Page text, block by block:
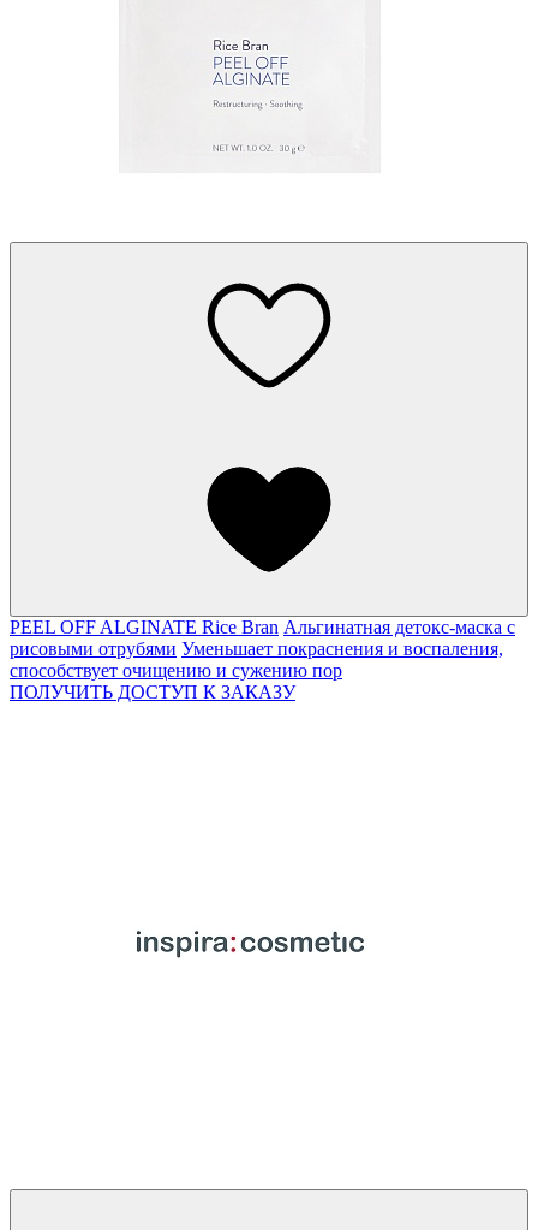
PEEL OFF ALGINATE Rice Bran Альгинатная детокс-маска с
рисовыми отрубями Уменьшает покраснения и воспаления,
способствует очищению и сужению пор
ПОЛУЧИТЬ ДОСТУП К ЗАКАЗУ